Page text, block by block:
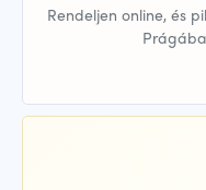
Rendeljen online, és